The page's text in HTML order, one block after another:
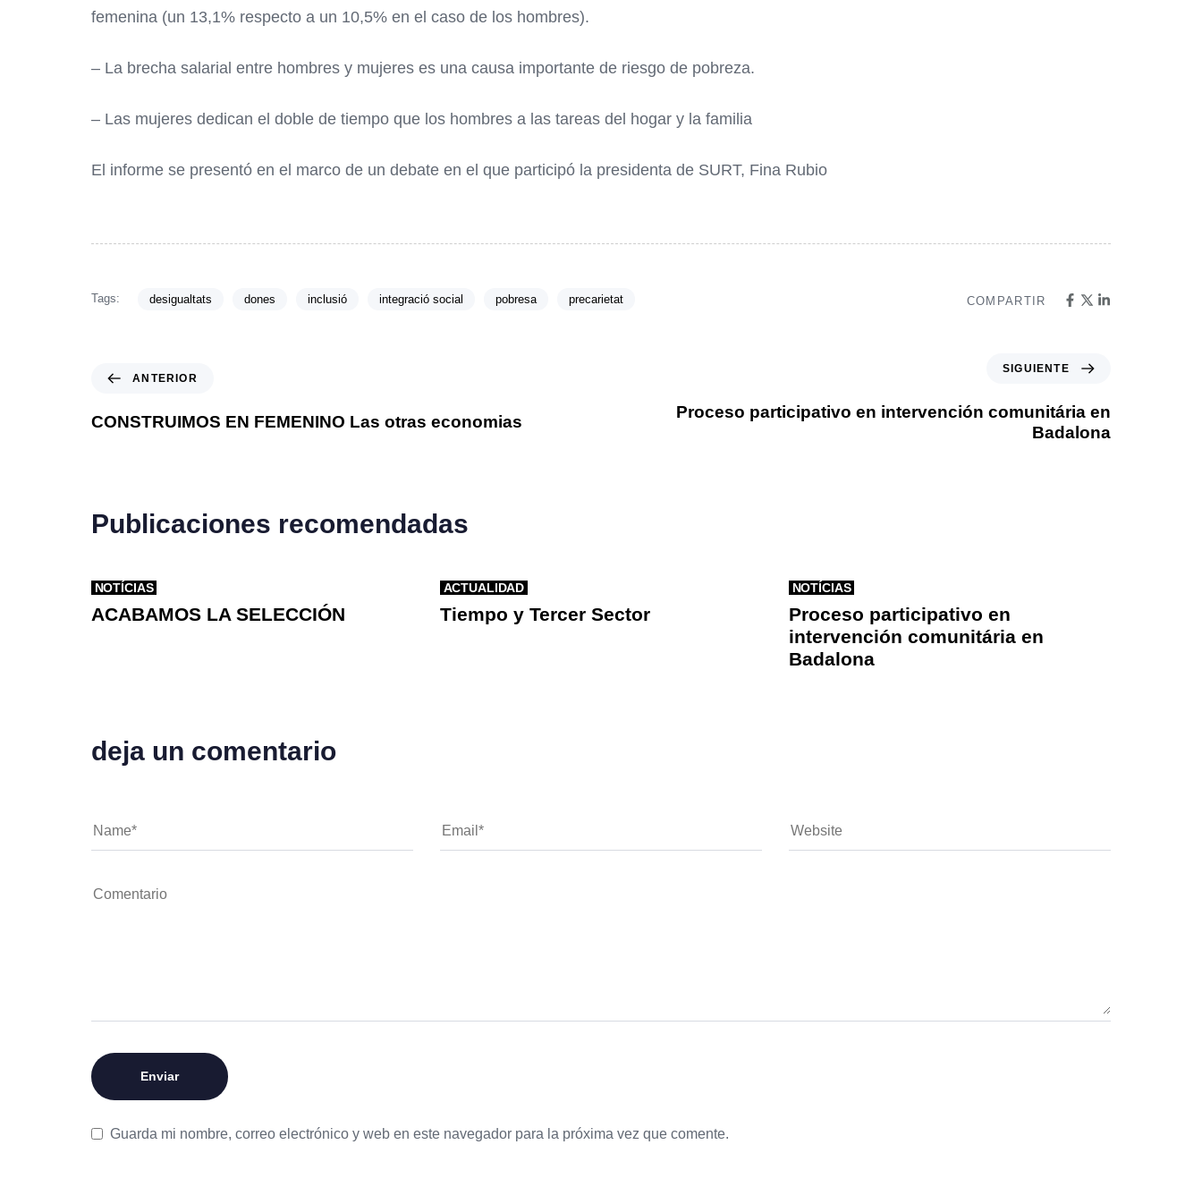
femenina (un 13,1% respecto a un 10,5% en el caso de los hombres).
– La brecha salarial entre hombres y mujeres es una causa importante de riesgo de pobreza.
– Las mujeres dedican el doble de tiempo que los hombres a las tareas del hogar y la familia
El informe se presentó en el marco de un debate en el que participó la presidenta de SURT, Fina Rubio
Tags: desigualtats dones inclusió integració social pobresa precarietat COMPARTIR
ANTERIOR
CONSTRUIMOS EN FEMENINO Las otras economias
SIGUIENTE
Proceso participativo en intervención comunitária en
Badalona
Publicaciones recomendadas
NOTÍCIAS
ACABAMOS LA SELECCIÓN
ACTUALIDAD
Tiempo y Tercer Sector
NOTÍCIAS
Proceso participativo en
intervención comunitária en
Badalona
deja un comentario
Guarda mi nombre, correo electrónico y web en este navegador para la próxima vez que comente.